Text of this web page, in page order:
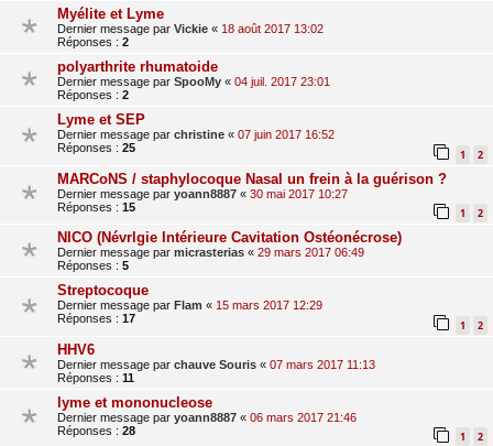
Myélite et Lyme
Dernier message par Vickie « 18 août 2017 13:02
Réponses : 2
polyarthrite rhumatoide
Dernier message par SpooMy « 04 juil. 2017 23:01
Réponses : 2
Lyme et SEP
Dernier message par christine « 07 juin 2017 16:52
Réponses : 25 1 2
MARCoNS / staphylocoque Nasal un frein à la guérison ?
Dernier message par yoann8887 « 30 mai 2017 10:27
Réponses : 15 1 2
NICO (Névrlgie Intérieure Cavitation Ostéonécrose)
Dernier message par micrasterias « 29 mars 2017 06:49
Réponses : 5
Streptocoque
Dernier message par Flam « 15 mars 2017 12:29
Réponses : 17 1 2
HHV6
Dernier message par chauve Souris « 07 mars 2017 11:13
Réponses : 11
lyme et mononucleose
Dernier message par yoann8887 « 06 mars 2017 21:46
Réponses : 28 1 2